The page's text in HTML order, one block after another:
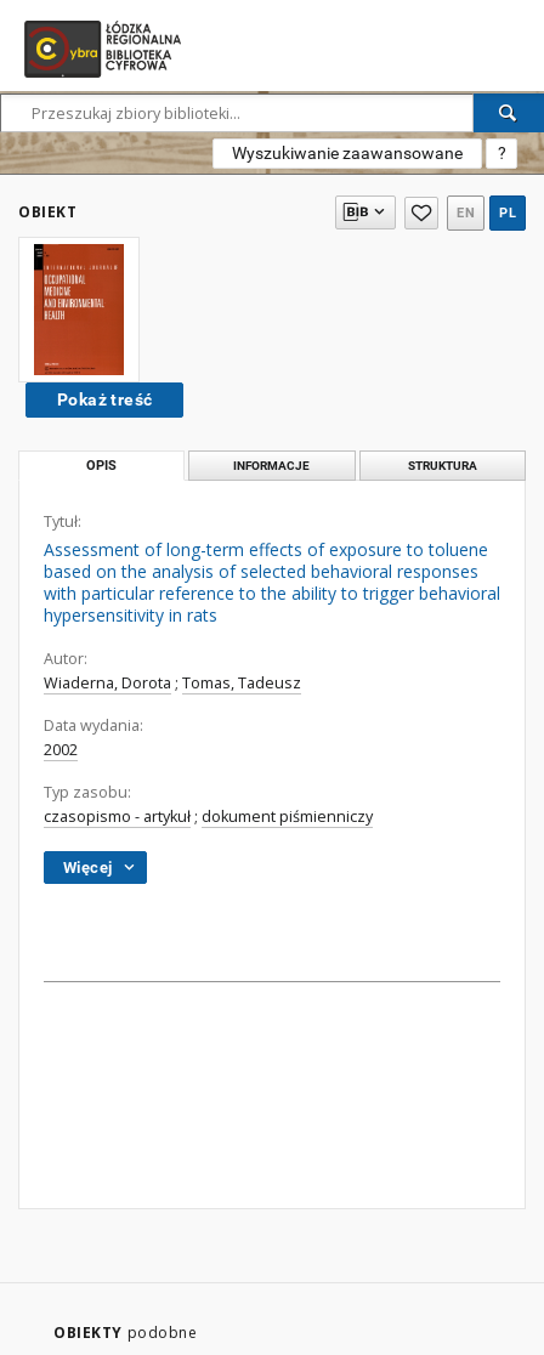
Wyszukiwanie zaawansowane ?
OBIEKT EN PL
Pokaż treść
OPIS INFORMACJE STRUKTURA
Tytuł:
Assessment of long-term effects of exposure to toluene
based on the analysis of selected behavioral responses
with particular reference to the ability to trigger behavioral
hypersensitivity in rats
Autor:
Wiaderna, Dorota ; Tomas, Tadeusz
Data wydania:
2002
Typ zasobu:
czasopismo - artykuł ; dokument piśmienniczy
Więcej
OBIEKTY podobne